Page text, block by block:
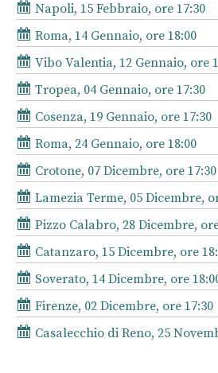
Napoli, 15 Febbraio, ore 17:30
Roma, 14 Gennaio, ore 18:00
Vibo Valentia, 12 Gennaio, ore
Tropea, 04 Gennaio, ore 17:30
Cosenza, 19 Gennaio, ore 17:30
Roma, 24 Gennaio, ore 18:00
Crotone, 07 Dicembre, ore 17:30
Lamezia Terme, 05 Dicembre,
Pizzo Calabro, 28 Dicembre,
Catanzaro, 15 Dicembre, ore
Soverato, 14 Dicembre, ore
Firenze, 02 Dicembre, ore 17:30
Casalecchio di Reno, 25